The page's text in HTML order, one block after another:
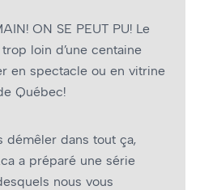
ON SE PEUT PU! Le
trop loin d’une centaine
en spectacle ou en vitrine
Québec!
démêler dans tout ça,
a préparé une série
nous vous